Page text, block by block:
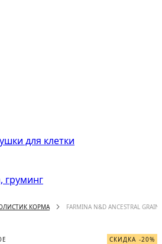
для клетки
груминг
КОРМА FARMINA N&D ANCESTRAL
СКИДКА -20%